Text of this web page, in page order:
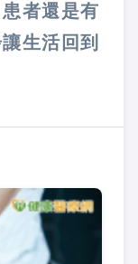
者還是有
生活回到